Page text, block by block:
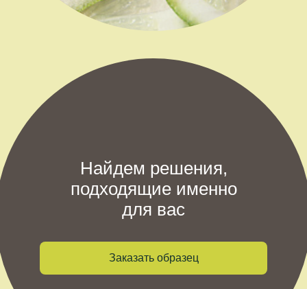
Найдем решения,
подходящие именно
для вас
Заказать образец